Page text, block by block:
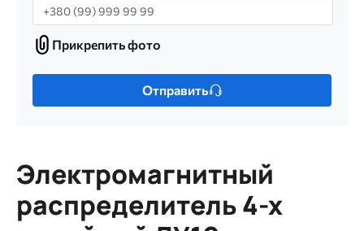
Телефон
Прикрепить
фото
Прикрепить фото
Только
МБ.
Допустимые
типы:
Отправить
Электромагнитный
распределитель 4-х